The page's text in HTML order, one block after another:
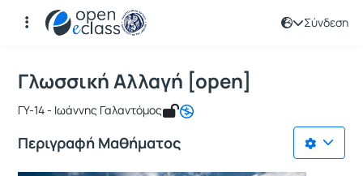
Σύνδεση
Αρχική Σελίδα
Μάθημα : Γλωσσική Αλλαγή [open]
Κωδικός : TMS138
Γλωσσική Αλλαγή [open]
ΓΥ-14 - Ιωάννης Γαλαντόμος
Περιγραφή Μαθήματος